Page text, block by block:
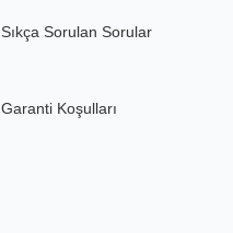
Sıkça Sorulan Sorular
Garanti Koşulları